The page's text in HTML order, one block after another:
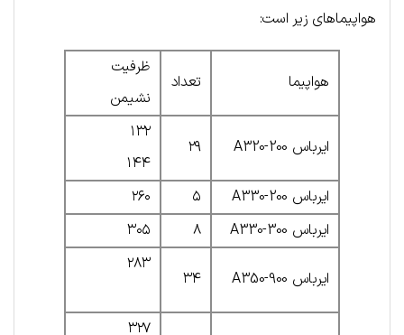
هواپیماهای زیر است:
هواپیما تعداد
ظرفیت
نشیمن
ایرباس A320-200 ۲۹
۱۳۲
۱۴۴
ایرباس A330-200
۵
۲۶۰
ایرباس A330-300
۸ ۳۰۵
ایرباس A350-900 ۳۴
۲۸۳
۳۲۷